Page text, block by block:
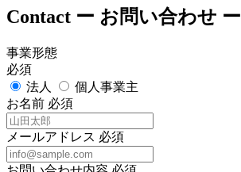
Contact ー お問い合わせ ー
事業形態
必須
法人
個人事業主
お名前 必須
メールアドレス 必須